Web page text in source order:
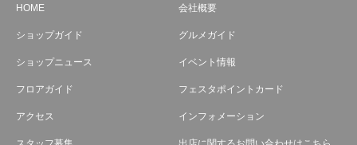
HOME 会社概要
ショップガイド グルメガイド
ショップニュース イベント情報
フロアガイド フェスタポイントカード
アクセス インフォメーション